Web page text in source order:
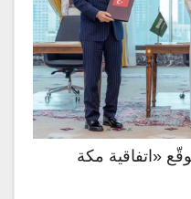
«اتفاقية مكة